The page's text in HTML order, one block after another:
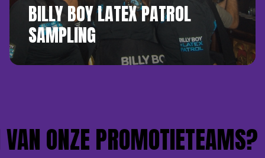
BILLY BOY LATEX PATROL
SAMPLING
ONZE PROMOTIETEAMS?